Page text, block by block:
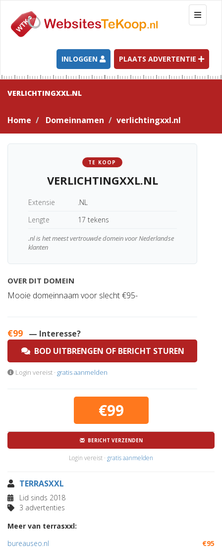
T
o
g
l
e
n
a
t
INLOGGEN PLAATS ADVERTENTIE
VERLICHTINGXXL.NL
Home Domeinnamen verlichtingxxl.nl
TE KOOP
VERLICHTINGXXL.NL
Extensie
.NL
Lengte
17 tekens
.nl is het meest vertrouwde domein voor Nederlandse
klanten
OVER DIT DOMEIN
Mooie domeinnaam voor slecht €95-
€99 — Interesse?
BOD UITBRENGEN OF BERICHT STUREN
Login vereist · gratis aanmelden
€99
BERICHT VERZENDEN
Login vereist · gratis aanmelden
TERRASXXL
Lid sinds 2018
3 advertenties
Meer van terrasxxl:
bureauseo.nl
€95